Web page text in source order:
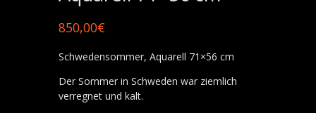
850,00€
Schwedensommer, Aquarell 71×56 cm
Der Sommer in Schweden war ziemlich
verregnet und kalt.